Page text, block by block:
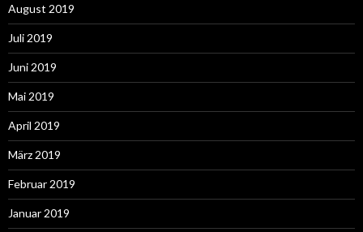
August 2019
Juli 2019
Juni 2019
Mai 2019
April 2019
März 2019
Februar 2019
Januar 2019